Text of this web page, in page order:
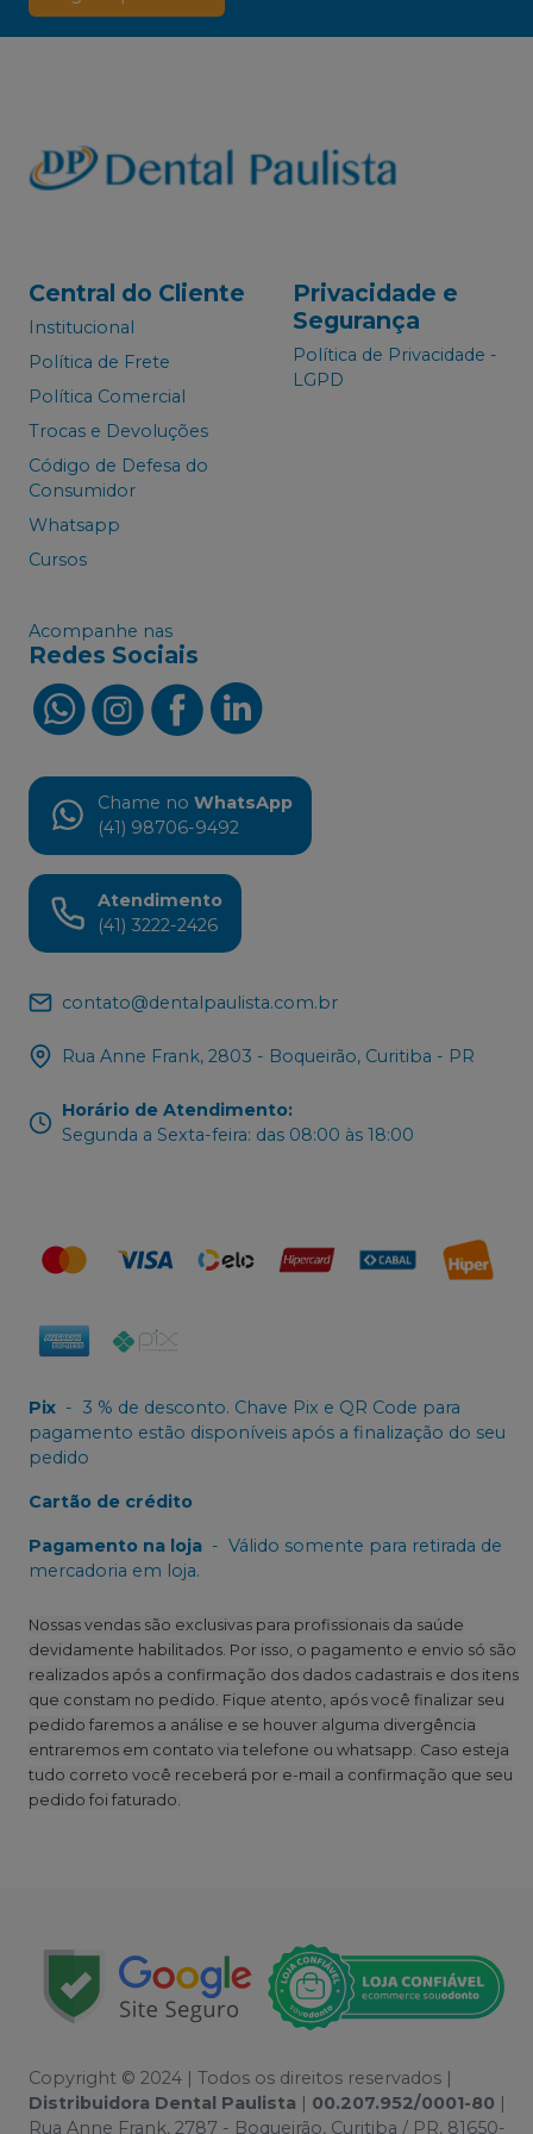
Central do Cliente
Institucional
Política de Frete
Política Comercial
Trocas e Devoluções
Código de Defesa do
Consumidor
Whatsapp
Cursos
Privacidade e
Segurança
Política de Privacidade -
LGPD
Acompanhe nas
Redes Sociais
Chame no WhatsApp
(41) 98706-9492
Atendimento
(41) 3222-2426
contato@dentalpaulista.com.br
Rua Anne Frank, 2803 - Boqueirão, Curitiba - PR
Horário de Atendimento:
Segunda a Sexta-feira: das 08:00 às 18:00
Pix - 3 % de desconto. Chave Pix e QR Code para
pagamento estão disponíveis após a finalização do seu
pedido
Cartão de crédito
Pagamento na loja - Válido somente para retirada de
mercadoria em loja.
Nossas vendas são exclusivas para profissionais da saúde
devidamente habilitados. Por isso, o pagamento e envio só são
realizados após a confirmação dos dados cadastrais e dos itens
que constam no pedido. Fique atento, após você finalizar seu
pedido faremos a análise e se houver alguma divergência
entraremos em contato via telefone ou whatsapp. Caso esteja
tudo correto você receberá por e-mail a confirmação que seu
pedido foi faturado.
Copyright © 2024 | Todos os direitos reservados |
Distribuidora Dental Paulista | 00.207.952/0001-80 |
Rua Anne Frank, 2787 - Boqueirão, Curitiba / PR, 81650-